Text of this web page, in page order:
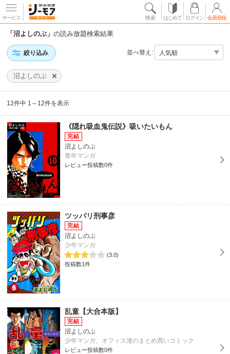
サービス 検索 はじめて ログイン 会員登録
「沼よしのぶ」の読み放題検索結果
絞り込み 並べ替え:
沼よしのぶ
12件中 1～12件を表示
《隠れ吸血鬼伝説》吸いたいもん
沼よしのぶ
青年マンガ
レビュー投稿数0件
ツッパリ刑事彦
沼よしのぶ
少年マンガ
(3.0)
投稿数1件
乱童【大合本版】
沼よしのぶ
少年マンガ、オフィス漫のまとめ買いコミック
レビュー投稿数0件